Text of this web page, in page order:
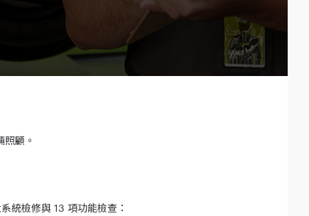
顧。
統檢修與 13 項功能檢查：